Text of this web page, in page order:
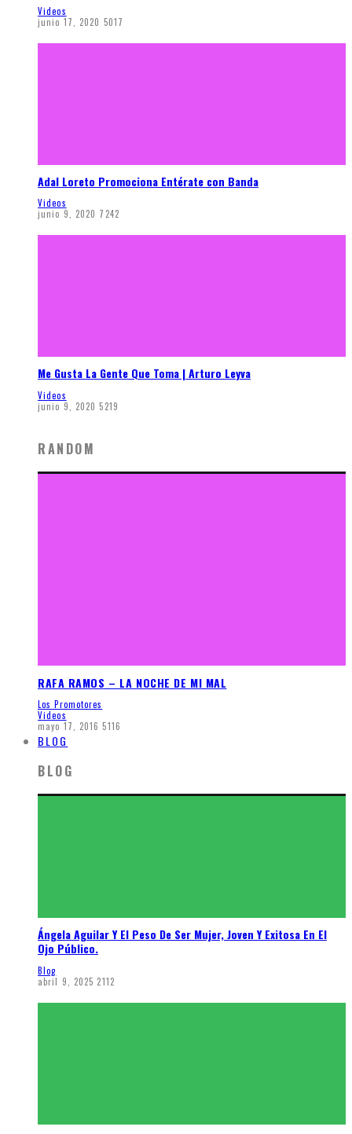
Videos
junio 17, 2020 5017
Adal Loreto Promociona Entérate con Banda
Videos
junio 9, 2020 7242
Me Gusta La Gente Que Toma | Arturo Leyva
Videos
junio 9, 2020 5219
RANDOM
RAFA RAMOS – LA NOCHE DE MI MAL
Los Promotores
Videos
mayo 17, 2016 5116
BLOG
BLOG
Ángela Aguilar Y El Peso De Ser Mujer, Joven Y Exitosa En El
Ojo Público.
Blog
abril 9, 2025 2112